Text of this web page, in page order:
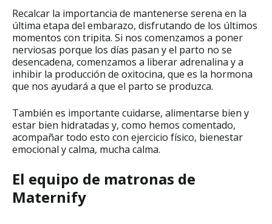
Recalcar la importancia de mantenerse serena en la
última etapa del embarazo, disfrutando de los últimos
momentos con tripita. Si nos comenzamos a poner
nerviosas porque los días pasan y el parto no se
desencadena, comenzamos a liberar adrenalina y a
inhibir la producción de oxitocina, que es la hormona
que nos ayudará a que el parto se produzca.
También es importante cuidarse, alimentarse bien y
estar bien hidratadas y, como hemos comentado,
acompañar todo esto con ejercicio físico, bienestar
emocional y calma, mucha calma.
El equipo de matronas de
Maternify